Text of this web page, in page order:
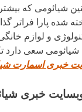
شیائومی که بیشتر
شده پارا فراتر
و لوازم
سعی دارد
خبری اسمارت
خبری